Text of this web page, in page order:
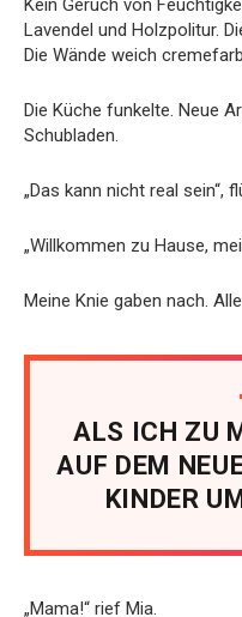
Kein Geruch von
Lavendel und Holzpolitur.
Die Wände weich
Die Küche funkelte. Neue
Schubladen.
„Das kann nicht real sein“,
„Willkommen zu Hause,
Meine Knie gaben nach.
ALS ICH ZU
AUF DEM
KINDER
„Mama!“ rief Mia.